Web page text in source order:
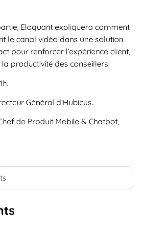
Eloquant expliquera comment
le canal vidéo dans une solution
pour renforcer l’expérience client,
productivité des conseillers.
Général d’Hubicus.
de Produit Mobile & Chatbot,